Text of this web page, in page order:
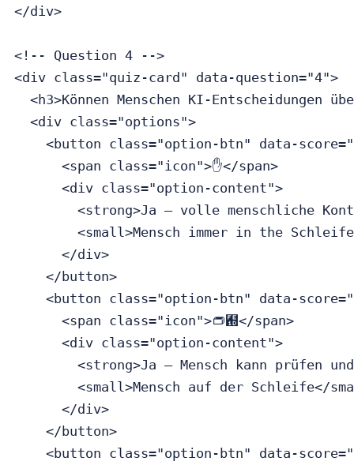
</div>
<!-- Question 4 -->
<div class="quiz-card" data-question="4">
<h3>Können Menschen KI-Entscheidungen
  <div class="options">
<button class="option-btn" data-
      <span class="icon">✋</span>
      <div class="option-content">
<strong>Ja — volle menschliche
<small>Mensch immer in the
      </div>
    </button>
<button class="option-btn" data-
      <span class="icon">👝︝</span>
      <div class="option-content">
<strong>Ja — Mensch kann prüfen
<small>Mensch auf der Schleife</
      </div>
    </button>
<button class="option-btn" data-